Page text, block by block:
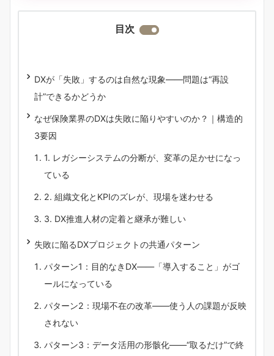
目次
DXが「失敗」するのは自然な現象――問題は“再設
計”できるかどうか
なぜ保険業界のDXは失敗に陥りやすいのか？｜構造的
3要因
1. レガシーシステムの分断が、変革の足かせになっ
ている
2. 組織文化とKPIのズレが、現場を迷わせる
3. DX推進人材の定着と継承が難しい
失敗に陥るDXプロジェクトの共通パターン
パターン1：目的なきDX――「導入すること」がゴ
ールになっている
パターン2：現場不在の改革――使う人の課題が反映
されない
パターン3：データ活用の形骸化――“取るだけ”で終